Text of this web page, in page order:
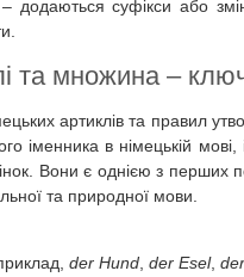
додаються суфікси або
та множина – ключ
артиклів та правил
іменника в німецькій
Вони є однією з перших
та природної мови.
der Hund der Esel,